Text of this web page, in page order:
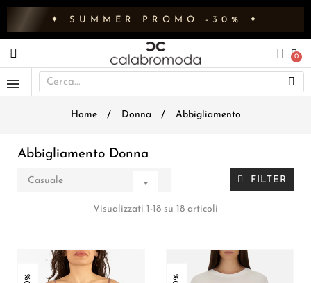
✦ SUMMER PROMO -30% ✦
Home Donna Abbigliamento
Abbigliamento Donna
Casuale  FILTER
Visualizzati 1-18 su 18 articoli